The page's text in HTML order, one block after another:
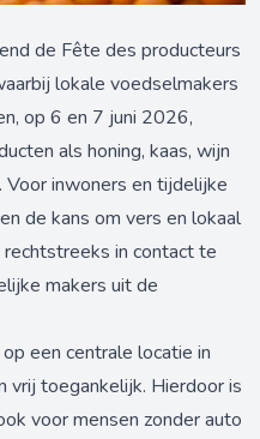
de Fête des producteurs
lokale voedselmakers
op 6 en 7 juni 2026,
als honing, kaas, wijn
Voor inwoners en tijdelijke
de kans om vers en lokaal
in contact te
makers uit de
een centrale locatie in
vrij toegankelijk. Hierdoor is
voor mensen zonder auto